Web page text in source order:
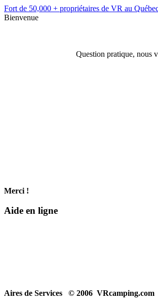
Fort de 50,000 + propriétaires de VR au
Bienvenue
Question pratique, nous
Merci !
Aide en ligne
Aires de Services © 2006 VRcamping.com